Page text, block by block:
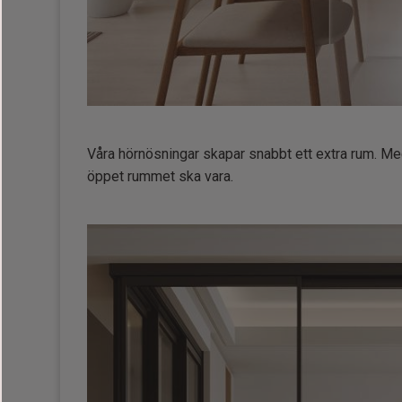
Våra hörnösningar skapar snabbt ett extra rum.
öppet rummet ska vara.